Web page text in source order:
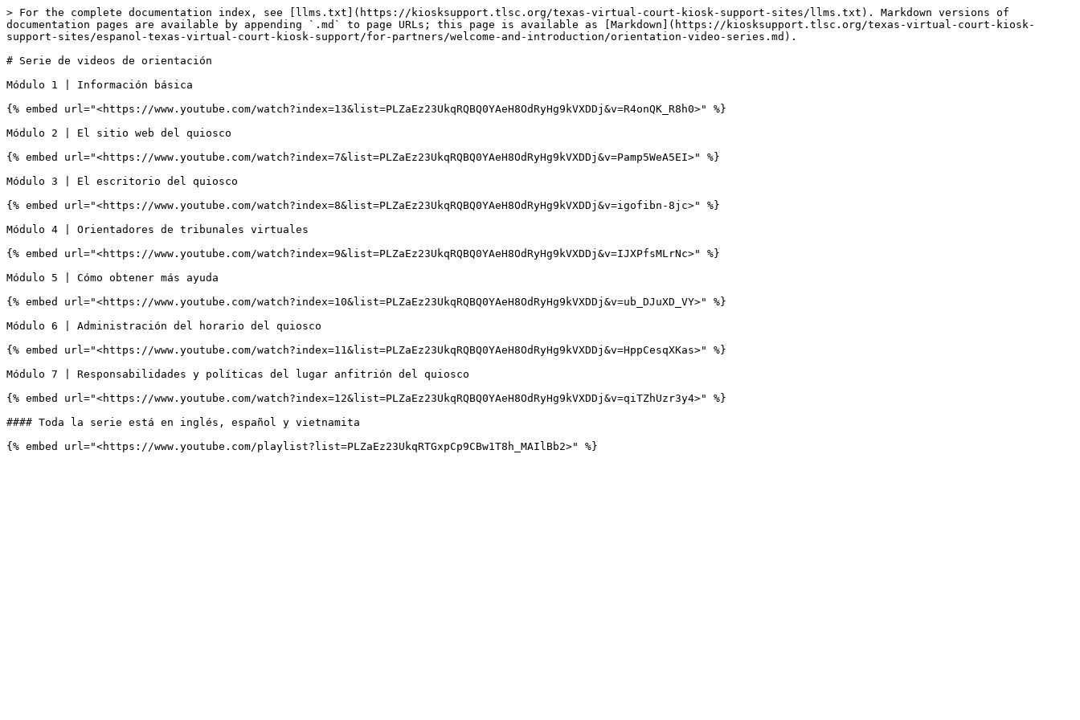
> For the complete documentation index, see [llms.txt](https://kiosksupport.tlsc.org/texas-virtual-court-kiosk-support-sites/llms.txt). Markdown versions of
documentation pages are available by appending `.md` to page URLs; this page is available as [Markdown](https://kiosksupport.tlsc.org/texas-virtual-court-kiosk-
support-sites/espanol-texas-virtual-court-kiosk-support/for-partners/welcome-and-introduction/orientation-video-series.md).
# Serie de videos de orientación
Módulo 1 | Información básica
{% embed url="<https://www.youtube.com/watch?index=13&list=PLZaEz23UkqRQBQ0YAeH8OdRyHg9kVXDDj&v=R4onQK_R8h0>" %}
Módulo 2 | El sitio web del quiosco
{% embed url="<https://www.youtube.com/watch?index=7&list=PLZaEz23UkqRQBQ0YAeH8OdRyHg9kVXDDj&v=Pamp5WeA5EI>" %}
Módulo 3 | El escritorio del quiosco
{% embed url="<https://www.youtube.com/watch?index=8&list=PLZaEz23UkqRQBQ0YAeH8OdRyHg9kVXDDj&v=igofibn-8jc>" %}
Módulo 4 | Orientadores de tribunales virtuales
{% embed url="<https://www.youtube.com/watch?index=9&list=PLZaEz23UkqRQBQ0YAeH8OdRyHg9kVXDDj&v=IJXPfsMLrNc>" %}
Módulo 5 | Cómo obtener más ayuda
{% embed url="<https://www.youtube.com/watch?index=10&list=PLZaEz23UkqRQBQ0YAeH8OdRyHg9kVXDDj&v=ub_DJuXD_VY>" %}
Módulo 6 | Administración del horario del quiosco
{% embed url="<https://www.youtube.com/watch?index=11&list=PLZaEz23UkqRQBQ0YAeH8OdRyHg9kVXDDj&v=HppCesqXKas>" %}
Módulo 7 | Responsabilidades y políticas del lugar anfitrión del quiosco
{% embed url="<https://www.youtube.com/watch?index=12&list=PLZaEz23UkqRQBQ0YAeH8OdRyHg9kVXDDj&v=qiTZhUzr3y4>" %}
#### Toda la serie está en inglés, español y vietnamita